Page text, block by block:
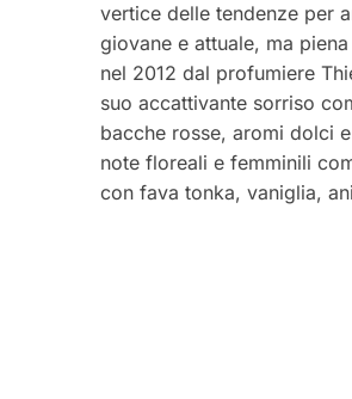
vertice delle tendenze per
giovane e attuale, ma
nel 2012 dal profumiere
suo accattivante sorriso
bacche rosse, aromi dolci
note floreali e femminili
con fava tonka, vaniglia,